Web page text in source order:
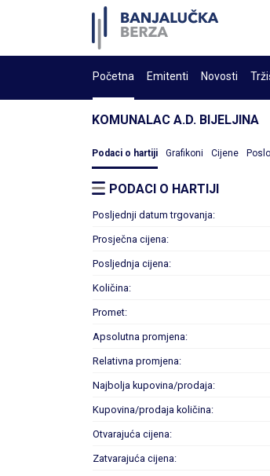
Početna Emitenti Novosti
KOMUNALAC A.D. BIJELJINA
Podaci o hartiji Grafikoni Cijene
PODACI O HARTIJI
Posljednji datum trgovanja:
Prosječna cijena:
Posljednja cijena:
Količina:
Promet:
Apsolutna promjena:
Relativna promjena:
Najbolja kupovina/prodaja:
Kupovina/prodaja količina:
Otvarajuća cijena:
Zatvarajuća cijena: